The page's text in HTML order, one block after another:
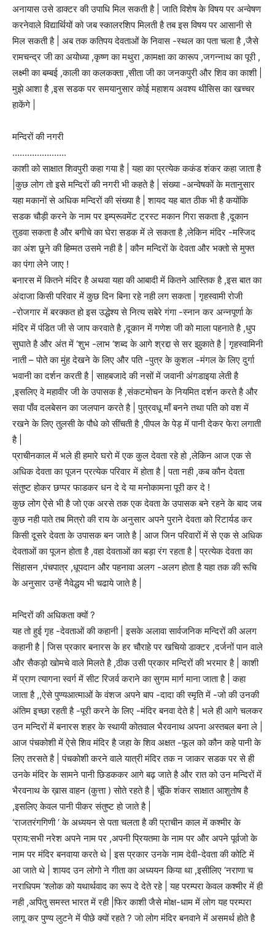
अनायास उसे डाक्टर की उपाधि मिल सकती है | जाति विशेष के विषय पर अन्वेषण
करनेवाले विद्यार्थियों को जब स्कालरशिप मिलती है तब इस विषय पर आसानी से
मिल सकती है | अब तक कतिपय देवताओं के निवास -स्थल का पता चला है ,जैसे
रामचन्द्र जी का अयोध्या ,कृष्ण का मथुरा ,कामक्षा का कारूप ,जगन्नाथ का पूरी ,
लक्ष्मी का बम्बई ,काली का कलकक्ता ,सीता जी का जनकपुरी और शिव का काशी |
मुझे आशा है ,इस सडक पर समयानुसार कोई महाशय अवश्य थीसिस का खच्चर
हाकेंगे |
मन्दिरों की नगरी
………………….
काशी को साक्षात शिवपुरी कहा गया है | यहा का प्रत्येक ककंड शंकर कहा जाता है
|कुछ लोग तो इसे मन्दिरों की नगरी भी कहते है | संख्या -अन्वेषकों के मतानुसार
यहा मकानों से अधिक मन्दिरों की संख्या है | शायद यह बात ठीक भी है कयोंकि
सडक चौड़ी करने के नाम पर इम्प्रूवमेंट ट्रस्ट मकान गिरा सकता है ,दूकान
तुडवा सकता है और बगीचे का घेरा सडक में ले सकता है ,लेकिन मंदिर -मस्जिद
का अंश छूने की हिम्मत उसमे नही है | कौन मन्दिरों के देवता और भक्तो से मुफ्त
का पंगा लेने जाए !
बनारस में कितने मंदिर है अथवा यहा की आबादी में कितने आस्तिक है ,इस बात का
अंदाजा किसी परिवार में कुछ दिन बिना रहे नही लग सकता | गृहस्वामी रोजी
-रोजगार में बरक्कत हो इस उद्धेश्य से नित्य सबेरे गंगा -स्नान कर अन्नपूर्णा के
मंदिर में पंडित जी से जाप करवाते है ,दूकान में गणेश जी को माला पहनाते है ,धुप
सुघाते है और अंत में ‘शुभ -लाभ ‘शब्द के आगे श्रद्दा से सर झुकाते है | गृहस्वामिनी
नाती – पोते का मुंह देखने के लिए और पति -पुत्र के कुशल -मंगल के लिए दुर्गा
भवानी का दर्शन करती है | साहबजादे की नसों में जवानी अंगडाइया लेती है
,इसलिए वे महावीर जी के उपासक है ,संकटमोचन के नियमित दर्शन करते है और
सवा पाँव दलबेसन का जलपान करते है | पुत्रवधू माँ बनने तथा पति को वश में
रखने के लिए तुलसी के पौधे को सींचती है ,पीपल के पेड़ में पानी देकर फेरा लगाती
है |
प्राचीनकाल में भले ही हमारे घरो में एक कुल देवता रहे हो ,लेकिन आज एक से
अधिक देवता का पूजन प्रत्येक परिवार में होता है | पता नही ,कब कौन देवता
संतुष्ट होकर छप्पर फाडकर धन दे दे या मनोकामना पूरी कर दे !
कुछ लोग ऐसे भी है जो एक अरसे तक एक देवता के उपासक बने रहने के बाद जब
कुछ नही पाते तब मित्रो की राय के अनुसार अपने पुराने देवता को रिटार्यड कर
किसी दूसरे देवता के उपासक बन जाते है | आज जिन परिवारों में से एक से अधिक
देवताओं का पूजन होता है ,वहा देवताओं का बड़ा रंग रहता है | प्रत्येक देवता का
सिंहासन ,पंचपात्र ,धूपदान और पहनावा अलग -अलग होता है यहा तक की रूचि
के अनुसार उन्हें नैवेद्धय भी चढाये जाते है |
मन्दिरों की अधिकता क्यों ?
यह तो हुई गृह -देवताओं की कहानी | इसके अलावा सार्वजनिक मन्दिरों की अलग
कहानी है | जिस प्रकार बनारस के हर चौराहे पर खचियो डाक्टर ,दर्जनों पान वाले
और सैकड़ो खोमचे वाले मिलते है ,ठीक उसी प्रकार मन्दिरों की भरमार है | काशी
में प्राण त्यागना स्वर्ग में सीट रिजर्व कराने का सुगम मार्ग माना जाता है | कहा
जाता है ,,ऐसे पुण्यआत्माओं के वंशज अपने बाप -दादा की स्मृति में -जो की उनकी
अंतिम इच्छा रहती है -पूरी करने के लिए -मंदिर बनवा देते है | भले ही आगे चलकर
उन मन्दिरों में बनारस शहर के स्थायी कोतवाल भैरवनाथ अपना अस्तबल बना ले |
आज पंचकोशी में ऐसे शिव मंदिर है जहा के शिव अक्षत -फूल को कौन कहे पानी के
लिए तरसते है | पंचकोशी करने वाले यात्री मंदिर तक न जाकर सडक पर से ही
उनके मंदिर के सामने पानी छिडककर आगे बढ़ जाते है और रात को उन मन्दिरों में
भैरवनाथ के ख़ास वाहन (कुत्ता ) सोते रहते है | चूँकि शंकर साक्षात आशुतोष है
,इसलिए केवल पानी पीकर संतुष्ट हो जाते है |
‘राजतरंगगिणी ‘ के अध्ययन से पता चलता है की प्राचीन काल में कश्मीर के
प्राय:सभी नरेश अपने नाम पर ,अपनी प्रियतमा के नाम पर और अपने पूर्वजो के
नाम पर मंदिर बनवाया करते थे | इस प्रकार उनके नाम देवी-देवता की कोटि में
आ जाते थे | शायद उन लोगो ने गीता का अध्ययन किया था ,इसीलिए ‘नराणा च
नराधिपम ‘श्लोक को यथार्थवाद का रूप दे देते रहे | यह परम्परा केवल कश्मीर में ही
नही ,अपितु समस्त भारत में रही |फिर काशी जैसे मोक्ष-धाम में लोग यह परम्परा
लागू कर पुण्य लुटने में पीछे क्यों रहते ? जो लोग मंदिर बनवाने में असमर्थ होते है